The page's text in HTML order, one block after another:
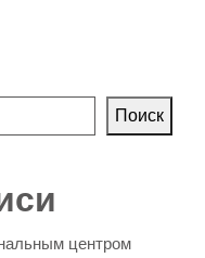
Поиск
центром